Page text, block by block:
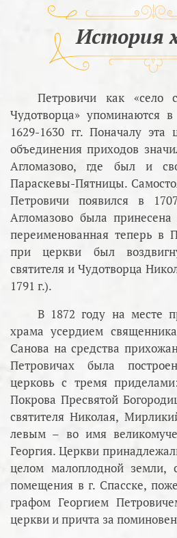
История
Петровичи как «село
Чудотворца» упоминаются
1629-1630 гг. Поначалу эта
объединения приходов
Агломазово, где был и
Параскевы-Пятницы.
Петровичи появился в
Агломазово была принесена
переименованная теперь в
при церкви был
святителя и Чудотворца
1791 г.).
В 1872 году на месте
храма усердием
Санова на средства
Петровичах была
церковь с тремя
Покрова Пресвятой
святителя Николая,
левым – во имя
Георгия. Церкви
целом малоплодной земли,
помещения в г. Спасске,
графом Георгием
церкви и причта за